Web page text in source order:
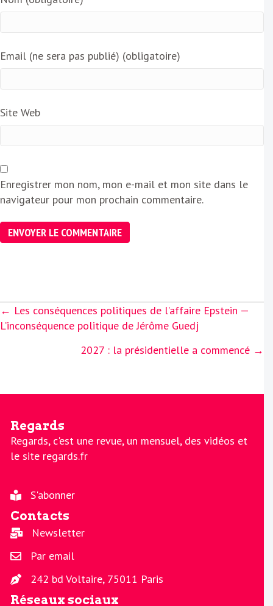
Email (ne sera pas publié) (obligatoire)
Site Web
Enregistrer mon nom, mon e-mail et mon site dans le
navigateur pour mon prochain commentaire.
Posts
navigation
← Les conséquences politiques de l’affaire Epstein —
L’inconséquence politique de Jérôme Guedj
2027 : la présidentielle a commencé →
Regards
Regards, c'est une revue, un mensuel, des vidéos et
le site regards.fr
S'abonner
Contacts
Newsletter
Par email
242 bd Voltaire, 75011 Paris
Réseaux sociaux